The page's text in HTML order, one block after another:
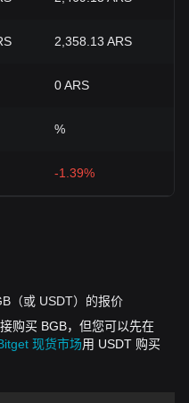
2,358.13 ARS
0 ARS
%
-1.39%
（或 USDT）的报价
购买 BGB，但您可以先在
现货市场用 USDT 购买